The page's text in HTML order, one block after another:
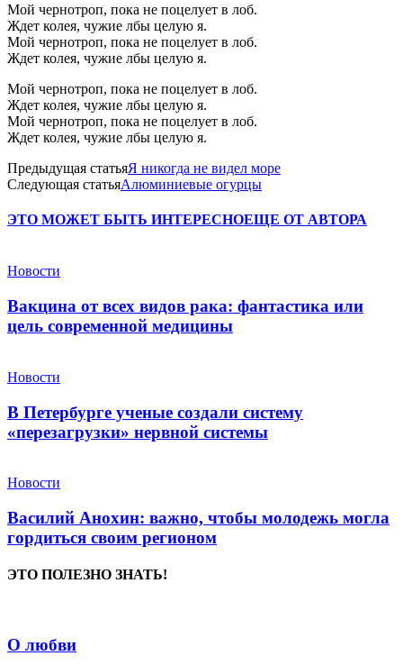
Мой чернотроп, пока не поцелует в лоб.
Ждет колея, чужие лбы целую я.
Мой чернотроп, пока не поцелует в лоб.
Ждет колея, чужие лбы целую я.
Мой чернотроп, пока не поцелует в лоб.
Ждет колея, чужие лбы целую я.
Мой чернотроп, пока не поцелует в лоб.
Ждет колея, чужие лбы целую я.
Предыдущая статьяЯ никогда не видел море
Следующая статьяАлюминиевые огурцы
ЭТО МОЖЕТ БЫТЬ ИНТЕРЕСНОЕЩЕ ОТ АВТОРА
Новости
Вакцина от всех видов рака: фантастика или
цель современной медицины
Новости
В Петербурге ученые создали систему
«перезагрузки» нервной системы
Новости
Василий Анохин: важно, чтобы молодежь могла
гордиться своим регионом
ЭТО ПОЛЕЗНО ЗНАТЬ!
О любви